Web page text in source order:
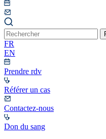
FR
EN
Prendre rdv
Référer un cas
Contactez-nous
Don du sang